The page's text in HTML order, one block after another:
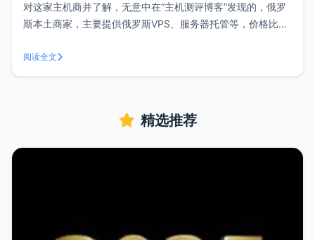
对这家主机商并了解，无意中在“主机测评博客”发现的，俄罗
斯本土商家，主要提供俄罗斯VPS、服务器托管等，价格比较
xiaoz选择的机器配置如下CPU:1核内存：512M硬盘：5GB
SSD带宽：200Mbps不限流量数据中心：DataLine价格
阅读全文
精选推荐